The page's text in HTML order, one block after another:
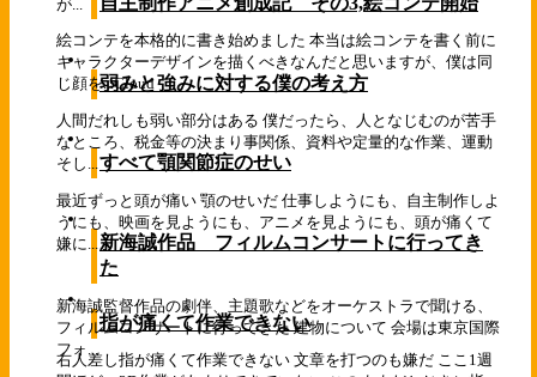
が...
絵コンテを本格的に書き始めました 本当は絵コンテを書く前に
キャラクターデザインを描くべきなんだと思いますが、僕は同
じ顔を...Cloud
弱みと強みに対する僕の考え方
人間だれしも弱い部分はある 僕だったら、人となじむのが苦手
なところ、税金等の決まり事関係、資料や定量的な作業、運動
そし...すべて顎関節症のせい
最近ずっと頭が痛い 顎のせいだ 仕事しようにも、自主制作しよ
うにも、映画を見ようにも、アニメを見ようにも、頭が痛くて
嫌に...
新海誠作品 フィルムコンサートに行ってき
た
新海誠監督作品の劇伴、主題歌などをオーケストラで聞ける、
フィルムコンサートに行ってきた 建物について 会場は東京国際
フォ...
指が痛くて作業できない
右人差し指が痛くて作業できない 文章を打つのも嫌だ ここ1週